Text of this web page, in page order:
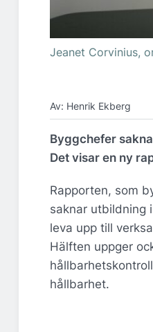
Jeanet Corvinius,
Av: Henrik Ekberg
Byggchefer
Det visar en ny
Rapporten, som
saknar utbildning
leva upp till
Hälften uppger
hållbarhet.